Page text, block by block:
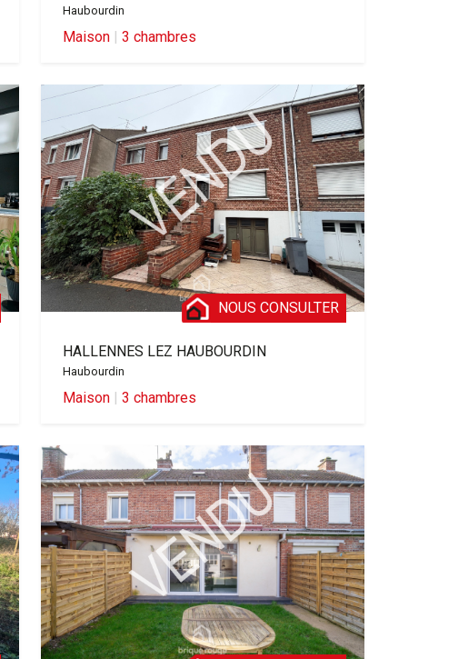
Haubourdin
Maison | 3 chambres
NOUS CONSULTER
HALLENNES LEZ HAUBOURDIN
Haubourdin
Maison | 3 chambres